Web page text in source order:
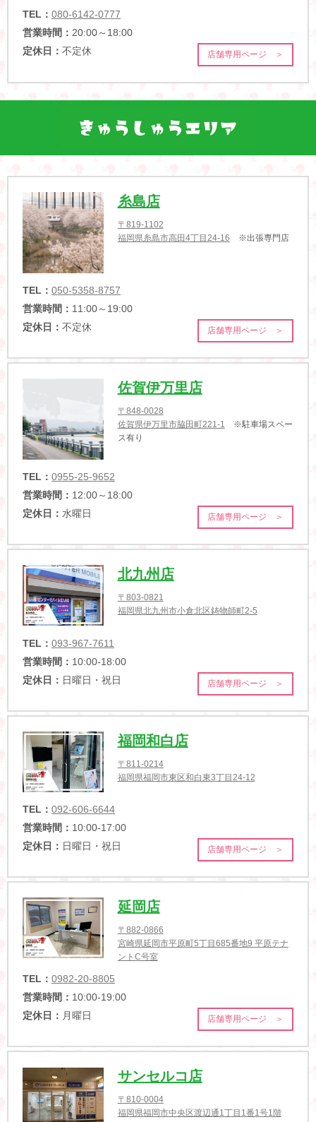
TEL： 080-6142-0777
営業時間： 20:00～18:00
定休日： 不定休 店舗専用ページ ＞
糸島店
〒819-1102
福岡県糸島市高田4丁目24-16 ※出張専門店
TEL： 050-5358-8757
営業時間： 11:00～19:00
定休日： 不定休 店舗専用ページ ＞
佐賀伊万里店
〒848-0028
佐賀県伊万里市脇田町221-1 ※駐車場スペー
ス有り
TEL： 0955-25-9652
営業時間： 12:00～18:00
定休日： 水曜日 店舗専用ページ ＞
北九州店
〒803-0821
福岡県北九州市小倉北区鋳物師町2-5
TEL： 093-967-7611
営業時間： 10:00-18:00
定休日： 日曜日・祝日 店舗専用ページ ＞
福岡和白店
〒811-0214
福岡県福岡市東区和白東3丁目24-12
TEL： 092-606-6644
営業時間： 10:00-17:00
定休日： 日曜日・祝日 店舗専用ページ ＞
延岡店
〒882-0866
宮崎県延岡市平原町5丁目685番地9 平原テナ
ントC号室
TEL： 0982-20-8805
営業時間： 10:00-19:00
定休日： 月曜日 店舗専用ページ ＞
サンセルコ店
〒810-0004
福岡県福岡市中央区渡辺通1丁目1番1号1階